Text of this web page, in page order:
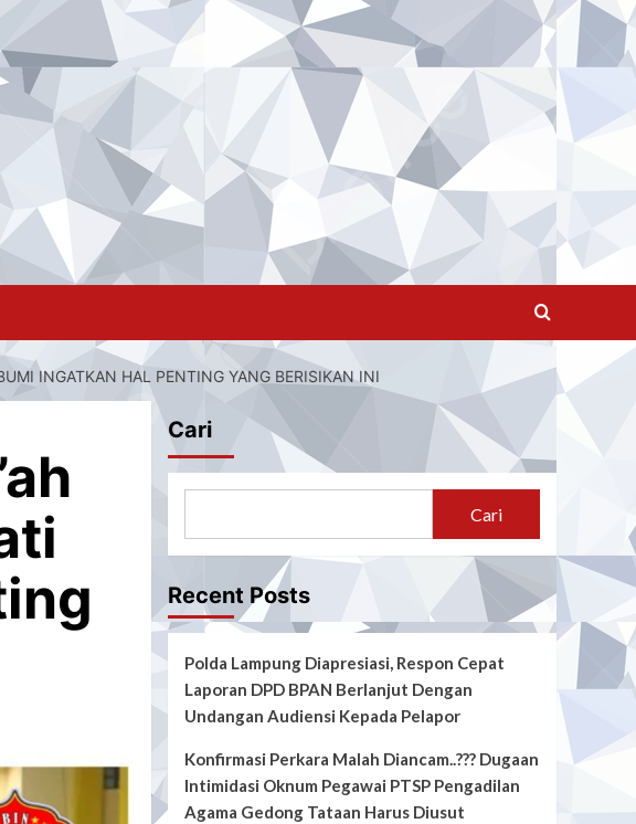
INGATKAN HAL PENTING YANG BERISIKAN INI
Cari
Cari
Recent Posts
Polda Lampung Diapresiasi, Respon Cepat
Laporan DPD BPAN Berlanjut Dengan
Undangan Audiensi Kepada Pelapor
Konfirmasi Perkara Malah Diancam..??? Dugaan
Intimidasi Oknum Pegawai PTSP Pengadilan
Agama Gedong Tataan Harus Diusut